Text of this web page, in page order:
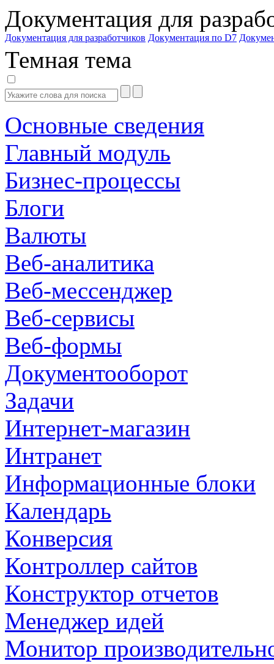
Документация для
Документация для разработчиков Документация по D7
Темная тема
Основные сведения
Главный модуль
Бизнес-процессы
Блоги
Валюты
Веб-аналитика
Веб-мессенджер
Веб-сервисы
Веб-формы
Документооборот
Задачи
Интернет-магазин
Интранет
Информационные блоки
Календарь
Конверсия
Контроллер сайтов
Конструктор отчетов
Менеджер идей
Монитор